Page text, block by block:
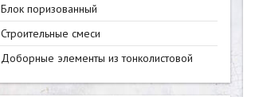
Блок поризованный
Строительные смеси
Доборные элементы из тонколистовой
стали